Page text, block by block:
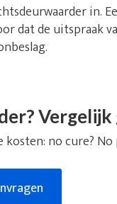
in.
dat de uitspraak
no cure? No